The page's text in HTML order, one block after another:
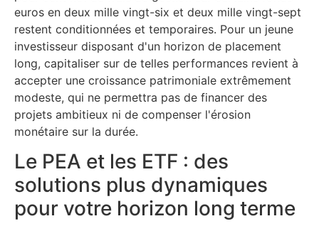
euros en deux mille vingt-six et deux mille vingt-sept
restent conditionnées et temporaires. Pour un jeune
investisseur disposant d'un horizon de placement
long, capitaliser sur de telles performances revient à
accepter une croissance patrimoniale extrêmement
modeste, qui ne permettra pas de financer des
projets ambitieux ni de compenser l'érosion
monétaire sur la durée.
Le PEA et les ETF : des
solutions plus dynamiques
pour votre horizon long terme